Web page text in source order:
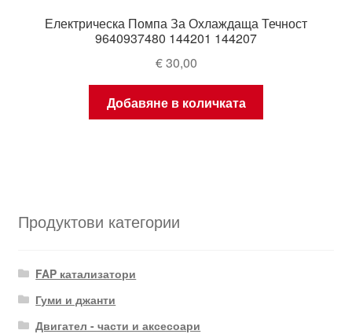
Електрическа Помпа За Охлаждаща Течност
9640937480 144201 144207
€30,00
Добавяне в количката
Продуктови категории
FAP катализатори
Гуми и джанти
Двигател - части и аксесоари